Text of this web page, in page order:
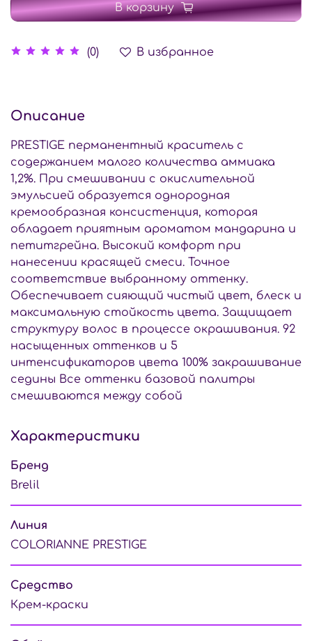
(0) В избранное
В корзину
Описание
PRESTIGE перманентный краситель с
содержанием малого количества аммиака
1,2%. При смешивании с окислительной
эмульсией образуется однородная
кремообразная консистенция, которая
обладает приятным ароматом мандарина и
петитгрейна. Высокий комфорт при
нанесении красящей смеси. Точное
соответствие выбранному оттенку.
Обеспечивает сияющий чистый цвет, блеск и
максимальную стойкость цвета. Защищает
структуру волос в процессе окрашивания. 92
насыщенных оттенков и 5
интенсификаторов цвета 100% закрашивание
седины Все оттенки базовой палитры
смешиваются между собой
Характеристики
Бренд
Brelil
Линия
COLORIANNE PRESTIGE
Средство
Крем-краски